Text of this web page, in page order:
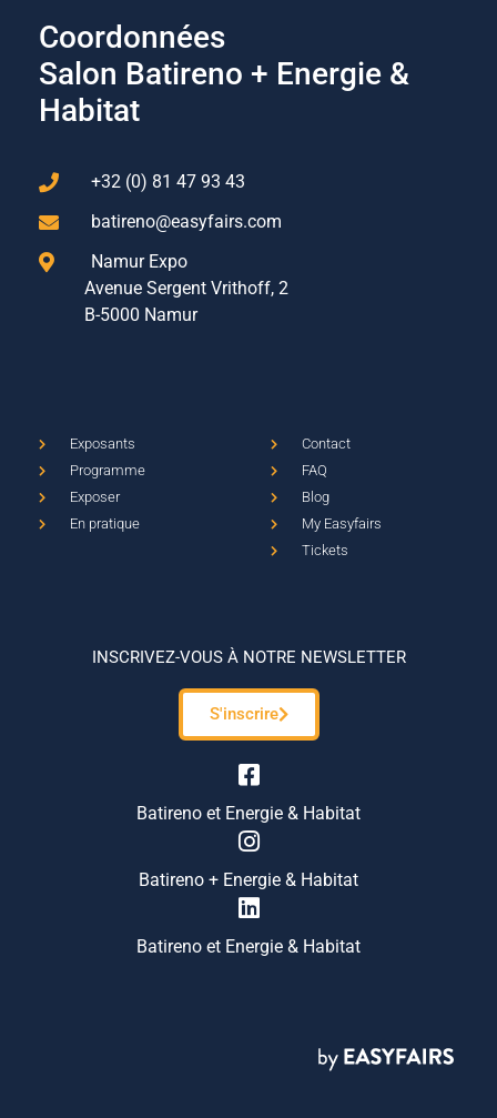
Coordonnées
Salon Batireno + Energie &
Habitat
+32 (0) 81 47 93 43
batireno@easyfairs.com
Namur Expo
Avenue Sergent Vrithoff, 2
B-5000 Namur
Exposants
Programme
Exposer
En pratique
Contact
FAQ
Blog
My Easyfairs
Tickets
INSCRIVEZ-VOUS À NOTRE NEWSLETTER
S'inscrire
Batireno et Energie & Habitat
Batireno + Energie & Habitat
Batireno et Energie & Habitat